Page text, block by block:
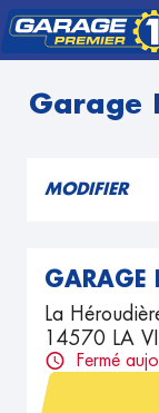
Garage
MODIFIER
GARAGE
La
14570 LA
Fermé